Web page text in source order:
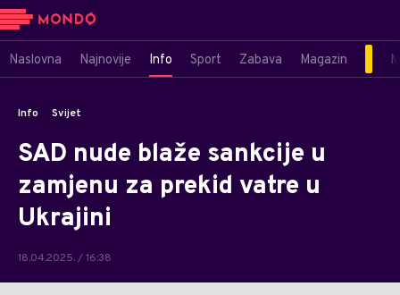
Naslovna Najnovije Info Sport Zabava Magazin
Info Svijet
SAD nude blaže sankcije u
zamjenu za prekid vatre u
Ukrajini
18.04.2025. / 16:38